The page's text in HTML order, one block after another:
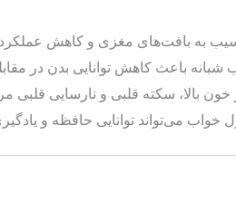
به بافت‌های مغزی و کاهش
شبانه باعث کاهش توانایی بدن در
خون بالا، سکته قلبی و نارسایی قلبی
می‌تواند توانایی حافظه و